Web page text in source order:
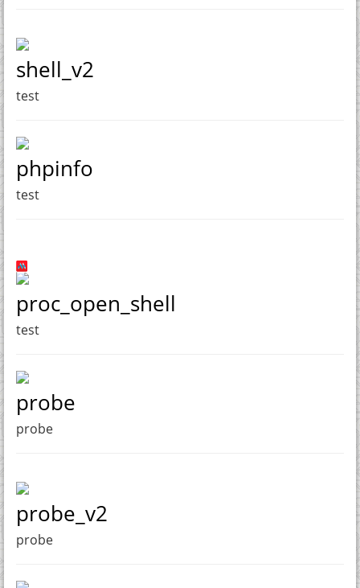
shell_v2
test
phpinfo
test
proc_open_shell
test
probe
probe
probe_v2
probe